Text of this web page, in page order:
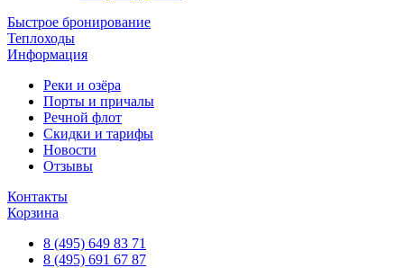
Быстрое бронирование
Теплоходы
Информация
Реки и озёра
Порты и причалы
Речной флот
Скидки и тарифы
Новости
Отзывы
Контакты
Корзина
8 (495) 649 83 71
8 (495) 691 67 87